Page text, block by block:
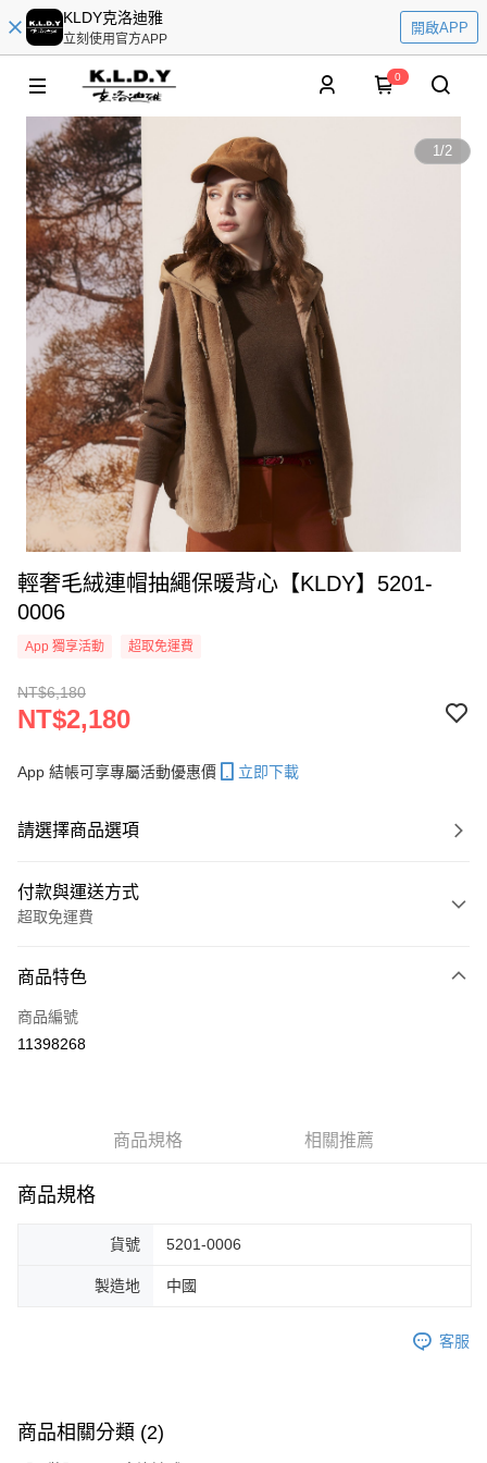
KLDY克洛迪雅
立刻使用官方APP
開啟APP
0
1/2
輕奢毛絨連帽抽繩保暖背心【KLDY】5201-
0006
App 獨享活動 超取免運費
NT$6,180
NT$2,180
App 結帳可享專屬活動優惠價 立即下載
請選擇商品選項
付款與運送方式
超取免運費
信用卡一次付款
超商取貨付款
免運費
7-11取貨付款
宅配
商品特色
商品編號
11398268
商品規格 相關推薦
商品規格
貨號 5201-0006
製造地 中國
客服
商品相關分類 (2)